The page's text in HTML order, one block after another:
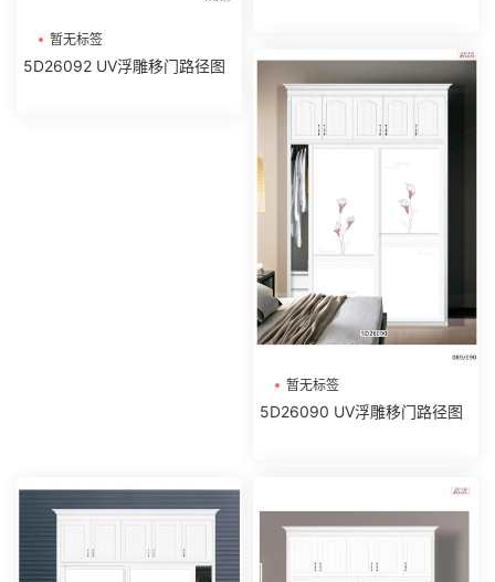
暂无标签
5D26092 UV浮雕移门路径图
暂无标签
5D26090 UV浮雕移门路径图